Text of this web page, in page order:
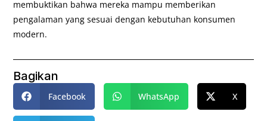
membuktikan bahwa mereka mampu memberikan
pengalaman yang sesuai dengan kebutuhan konsumen
modern.
Bagikan
Facebook WhatsApp X